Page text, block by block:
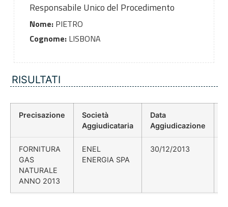
Responsabile Unico del Procedimento
Nome:PIETRO
Cognome:LISBONA
RISULTATI
Precisazione
Società
Aggiudicataria
Data
Aggiudicazione
FORNITURA
GAS
NATURALE
ANNO 2013
ENEL
ENERGIA SPA
30/12/2013